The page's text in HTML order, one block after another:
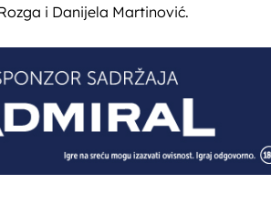
i Danijela Martinović.